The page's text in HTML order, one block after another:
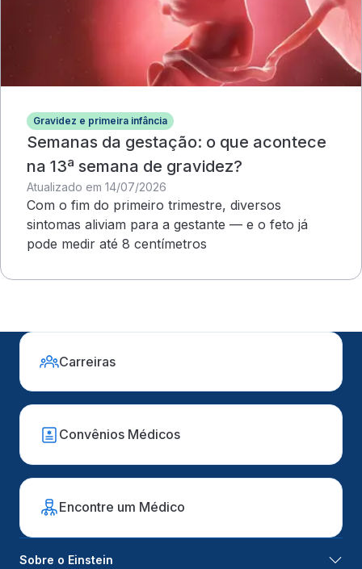
Gravidez e primeira infância
Semanas da gestação: o que acontece
na 13ª semana de gravidez?
Atualizado em 14/07/2026
Com o fim do primeiro trimestre, diversos
sintomas aliviam para a gestante — e o feto já
pode medir até 8 centímetros
Carreiras
Convênios Médicos
Encontre um Médico
Sobre o Einstein